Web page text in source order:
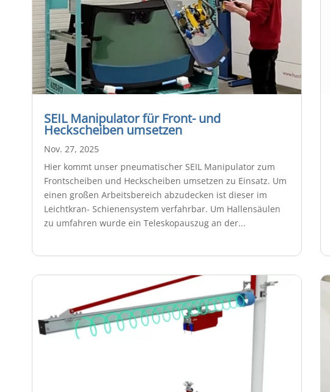
SEIL Manipulator für Front- und
Heckscheiben umsetzen
Nov. 27, 2025
Hier kommt unser pneumatischer SEIL Manipulator zum
Frontscheiben und Heckscheiben umsetzen zu Einsatz. Um
einen großen Arbeitsbereich abzudecken ist dieser im
Leichtkran- Schienensystem verfahrbar. Um Hallensäulen
zu umfahren wurde ein Teleskopauszug an der...